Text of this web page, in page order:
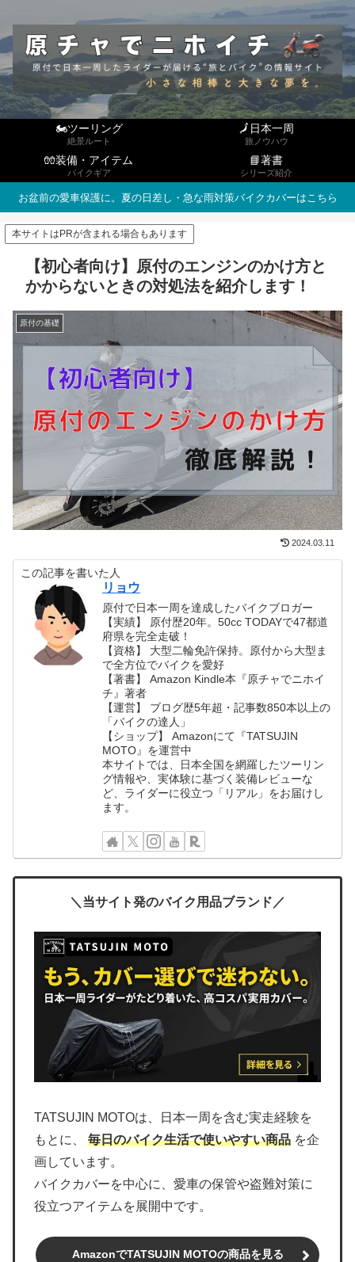
🏍ツーリング
絶景ルート
🗾日本一周
旅ノウハウ
🧤装備・アイテム
バイクギア
📘著書
シリーズ紹介
お盆前の愛車保護に。夏の日差し・急な雨対策バイクカバーはこちら
本サイトはPRが含まれる場合もあります
【初心者向け】原付のエンジンのかけ方と
かからないときの対処法を紹介します！
原付の基礎
2024.03.11
この記事を書いた人
リョウ
原付で日本一周を達成したバイクブロガー
【実績】 原付歴20年。50cc TODAYで47都道
府県を完全走破！
【資格】 大型二輪免許保持。原付から大型ま
で全方位でバイクを愛好
【著書】 Amazon Kindle本『原チャでニホイ
チ』著者
【運営】 ブログ歴5年超・記事数850本以上の
「バイクの達人」
【ショップ】 Amazonにて『TATSUJIN
MOTO』を運営中
本サイトでは、日本全国を網羅したツーリン
グ情報や、実体験に基づく装備レビューな
ど、ライダーに役立つ「リアル」をお届けし
ます。
＼当サイト発のバイク用品ブランド／
TATSUJIN MOTOは、日本一周を含む実走経験を
もとに、 毎日のバイク生活で使いやすい商品 を企
画しています。
バイクカバーを中心に、愛車の保管や盗難対策に
役立つアイテムを展開中です。
AmazonでTATSUJIN MOTOの商品を見る